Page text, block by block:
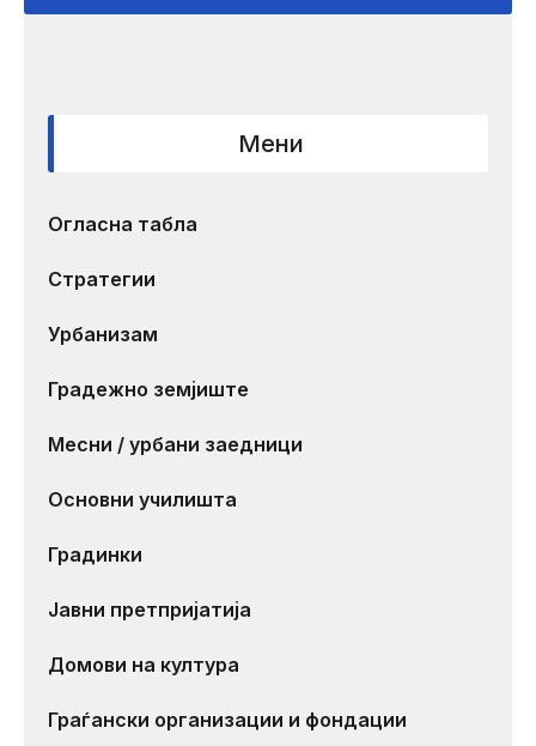
Мени
Огласна табла
Стратегии
Урбанизам
Градежно земјиште
Месни / урбани заедници
Основни училишта
Градинки
Јавни претпријатија
Домови на култура
Граѓански организации и фондации